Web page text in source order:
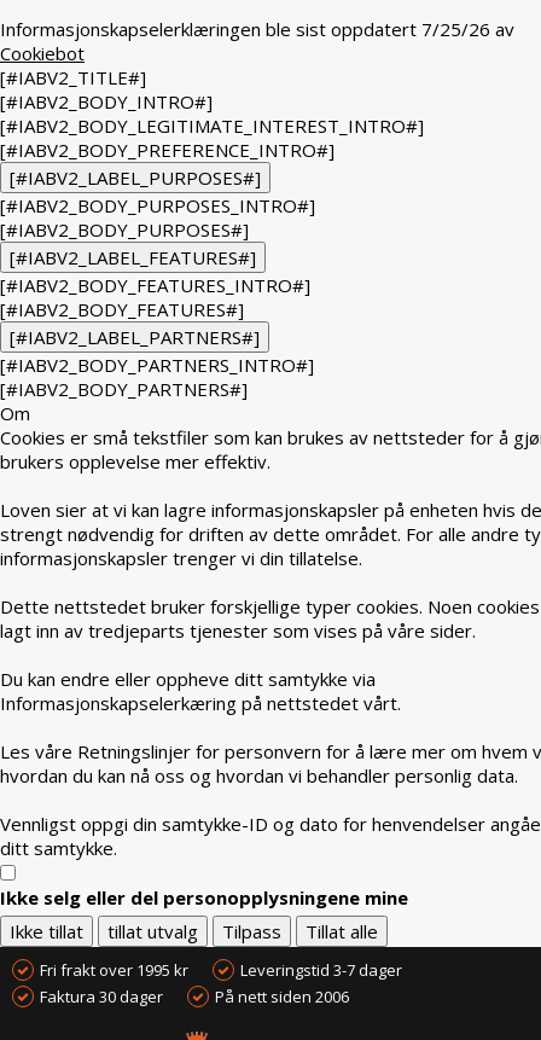
Informasjonskapselerklæringen ble sist oppdatert 7/25/26 av
Cookiebot
[#IABV2_TITLE#]
[#IABV2_BODY_INTRO#]
[#IABV2_BODY_LEGITIMATE_INTEREST_INTRO#]
[#IABV2_BODY_PREFERENCE_INTRO#]
[#IABV2_LABEL_PURPOSES#]
[#IABV2_BODY_PURPOSES_INTRO#]
[#IABV2_BODY_PURPOSES#]
[#IABV2_LABEL_FEATURES#]
[#IABV2_BODY_FEATURES_INTRO#]
[#IABV2_BODY_FEATURES#]
[#IABV2_LABEL_PARTNERS#]
[#IABV2_BODY_PARTNERS_INTRO#]
[#IABV2_BODY_PARTNERS#]
Om
Cookies er små tekstfiler som kan brukes av nettsteder for å
brukers opplevelse mer effektiv.
Loven sier at vi kan lagre informasjonskapsler på enheten hvis
strengt nødvendig for driften av dette området. For alle andre
informasjonskapsler trenger vi din tillatelse.
Dette nettstedet bruker forskjellige typer cookies. Noen
lagt inn av tredjeparts tjenester som vises på våre sider.
Du kan endre eller oppheve ditt samtykke via
Informasjonskapselerkæring på nettstedet vårt.
Les våre Retningslinjer for personvern for å lære mer om hvem
hvordan du kan nå oss og hvordan vi behandler personlig data.
Vennligst oppgi din samtykke-ID og dato for henvendelser
ditt samtykke.
Ikke selg eller del personopplysningene mine
Ikke tillat
tillat utvalg Tilpass Tillat alle
Fri frakt over 1995 kr
Leveringstid 3-7 dager
Faktura 30 dager
På nett siden 2006